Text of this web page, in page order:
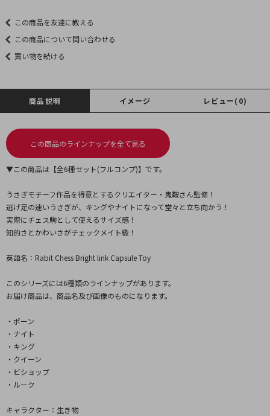
この商品を友達に教える
この商品について問い合わせる
買い物を続ける
商品説明 イメージ レビュー(0)
この商品のラインナップを全て見る
▼この商品は【全6種セット(フルコンプ)】です。
うさぎモチーフ作品を得意とするクリエイター・鬼鞍さん監修！
逃げ足の速いうさぎが、キングやナイトになって堂々と立ち向かう！
実際にチェス駒として使えるサイズ感！
知的さとかわいさがチェックメイト級！
英語名：Rabit Chess Bright link Capsule Toy
このシリーズには6種類のラインナップがあります。
お届け商品は、商品名及び画像のものになります。
・ポーン
・ナイト
・キング
・クイーン
・ビショップ
・ルーク
キャラクター：生き物